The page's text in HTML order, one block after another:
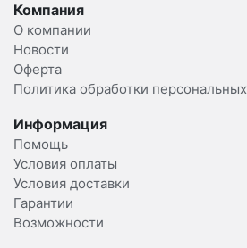
Компания
О компании
Новости
Оферта
Политика обработки
Информация
Помощь
Условия оплаты
Условия доставки
Гарантии
Возможности